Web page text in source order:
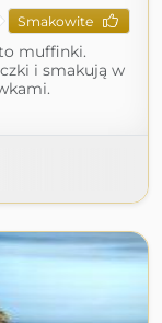
Smakowite
muffinki.
i smakują w